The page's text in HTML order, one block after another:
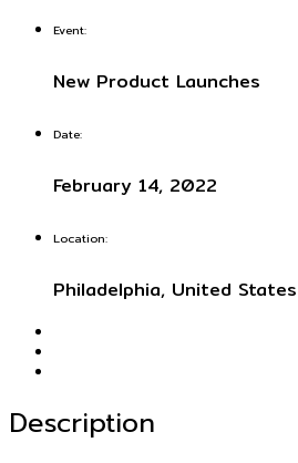
Event:
New Product Launches
Date:
February 14, 2022
Location:
Philadelphia, United States
Description